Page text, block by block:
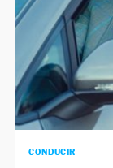
CONDUCIR